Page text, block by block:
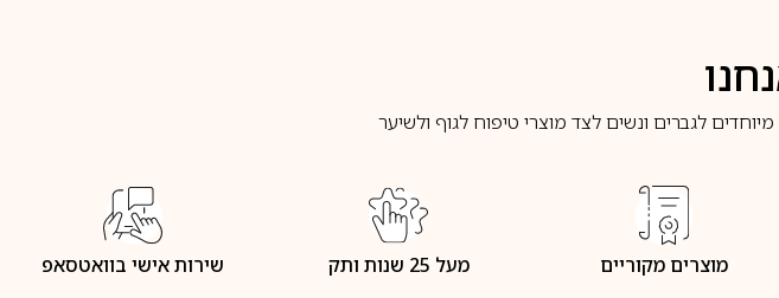
לגברים ונשים לצד מוצרי טיפוח לגוף ולשיער
מוצרים מקוריים מעל 25 שנות ותק שירות אישי בוואטסאפ